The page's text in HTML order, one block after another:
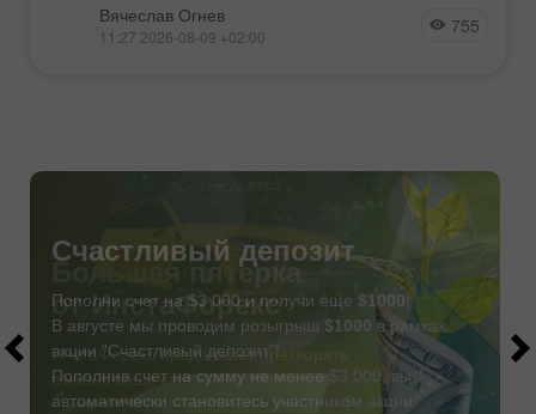
Вячеслав Огнев
11:27 2026-08-09 +02:00 755
Счастливый депозит
Пополни счет на $3 000 и получи еще $1000!
В августе мы проводим розыгрыш $1000 в рамках
акции "Счастливый депозит"!
Пополнив счет на сумму не менее $3 000, вы
автоматически становитесь участником акции.